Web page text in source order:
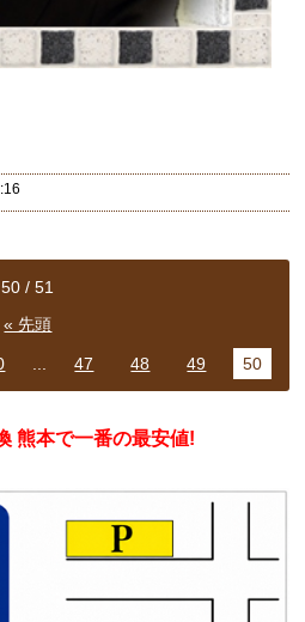
50 / 51
« 先頭
47 48 49 50
熊本で一番の最安値!